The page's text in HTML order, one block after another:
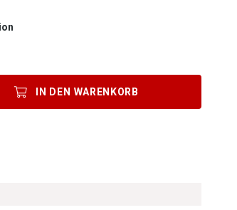
Gib den gewünschten Wert ein oder benutze die
IN DEN WARENKORB